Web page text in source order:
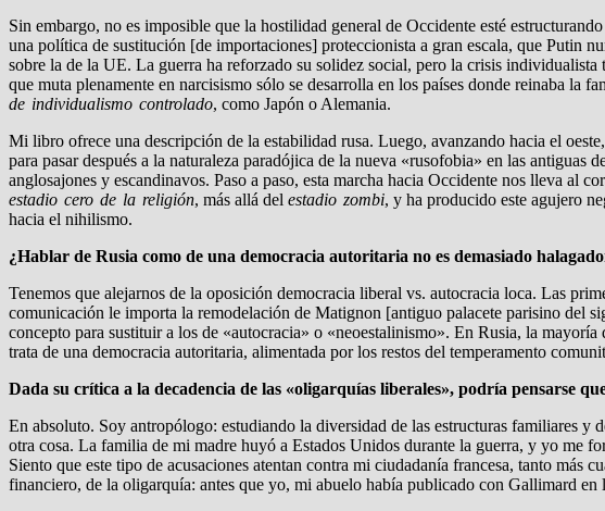
Sin embargo, no es imposible que la hostilidad general de Occidente esté
una política de sustitución [de importaciones] proteccionista a gran escala, que Putin
sobre la de la UE. La guerra ha reforzado su solidez social, pero la crisis
que muta plenamente en narcisismo sólo se desarrolla en los países donde reinaba la
de individualismo controlado, como Japón o Alemania.
Mi libro ofrece una descripción de la estabilidad rusa. Luego, avanzando hacia el
para pasar después a la naturaleza paradójica de la nueva «rusofobia» en las
anglosajones y escandinavos. Paso a paso, esta marcha hacia Occidente nos lleva al
estadio cero de la religión, más allá del estadio zombi, y ha producido este agujero
hacia el nihilismo.
¿Hablar de Rusia como de una democracia autoritaria no es demasiado
Tenemos que alejarnos de la oposición democracia liberal vs. autocracia loca. Las
comunicación le importa la remodelación de Matignon [antiguo palacete parisino
concepto para sustituir a los de «autocracia» o «neoestalinismo». En Rusia, la
trata de una democracia autoritaria, alimentada por los restos del temperamento
Dada su crítica a la decadencia de las «oligarquías liberales», podría pensarse
En absoluto. Soy antropólogo: estudiando la diversidad de las estructuras familiares
otra cosa. La familia de mi madre huyó a Estados Unidos durante la guerra, y yo me
Siento que este tipo de acusaciones atentan contra mi ciudadanía francesa, tanto más
financiero, de la oligarquía: antes que yo, mi abuelo había publicado con Gallimard en